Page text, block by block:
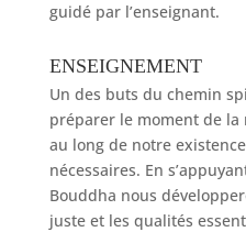
guidé par l’enseignant.
ENSEIGNEMENT
Un des buts du chemin
préparer le moment de
au long de notre
nécessaires. En
Bouddha nous
juste et les qualités